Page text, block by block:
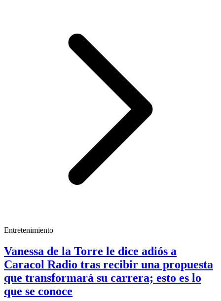
Entretenimiento
Vanessa de la Torre le dice adiós a
Caracol Radio tras recibir una propuesta
que transformará su carrera; esto es lo
que se conoce